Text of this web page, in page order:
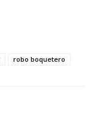
robo boquetero